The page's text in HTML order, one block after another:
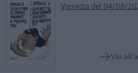
Vignetta del 04/08/
Vai